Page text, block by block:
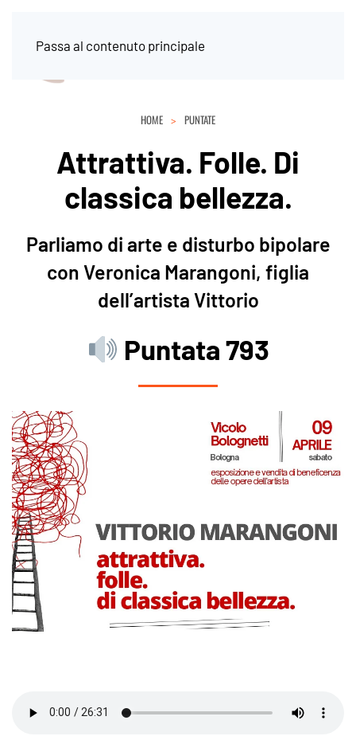
Passa al contenuto principale
HOME PUNTATE
Attrattiva. Folle. Di
classica bellezza.
Parliamo di arte e disturbo bipolare
con Veronica Marangoni, figlia
dell’artista Vittorio
Puntata 793